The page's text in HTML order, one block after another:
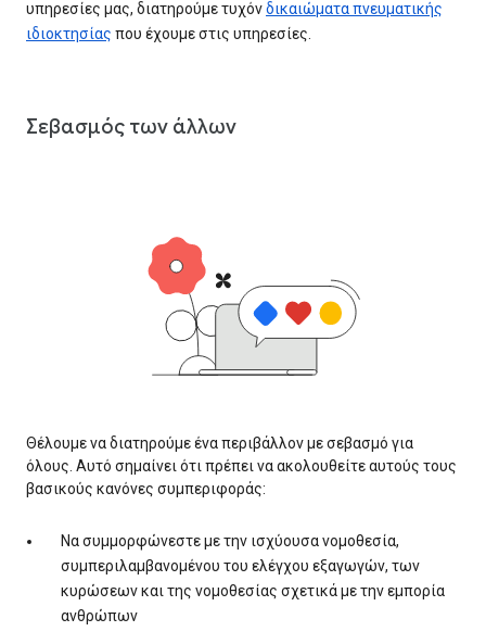
υπηρεσίες μας, διατηρούμε τυχόνδικαιώματα πνευματικής
ιδιοκτησίας που έχουμε στις υπηρεσίες.
Σεβασμός των άλλων
Θέλουμε να διατηρούμε ένα περιβάλλον με σεβασμό για
όλους. Αυτό σημαίνει ότι πρέπει να ακολουθείτε αυτούς τους
βασικούς κανόνες συμπεριφοράς:
Να συμμορφώνεστε με την ισχύουσα νομοθεσία,
συμπεριλαμβανομένου του ελέγχου εξαγωγών, των
κυρώσεων και της νομοθεσίας σχετικά με την εμπορία
ανθρώπων